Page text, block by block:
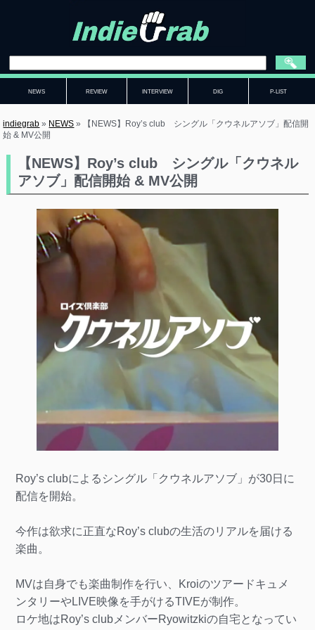
NEWS REVIEW INTERVIEW DIG P-LIST
indiegrab » NEWS »
【NEWS】Roy’s club シングル「クウネルアソブ」配信開
始 & MV公開
【NEWS】Roy’s club シングル「クウネル
アソブ」配信開始 & MV公開
Roy’s clubによるシングル「クウネルアソブ」が30日に
配信を開始。
今作は欲求に正直なRoy’s clubの生活のリアルを届ける
楽曲。
MVは自身でも楽曲制作を行い、Kroiのツアードキュメ
ンタリーやLIVE映像を手がけるTIVEが制作。
ロケ地はRoy’s clubメンバーRyowitzkiの自宅となってい